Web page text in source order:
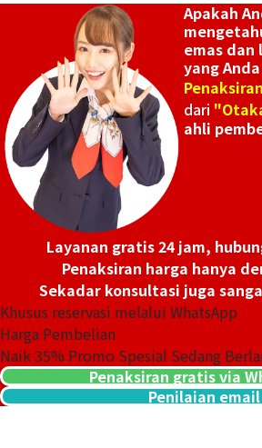
Apakah
emas dan
yang
dari
ahli
Layanan gratis 24 jam,
Penaksiran harga hanya
Sekadar konsultasi juga
Khusus reservasi melalui WhatsApp
Harga Pembelian
Naik35% Promo Spesial Sedang
Penaksiran gratis via
Penilaian email